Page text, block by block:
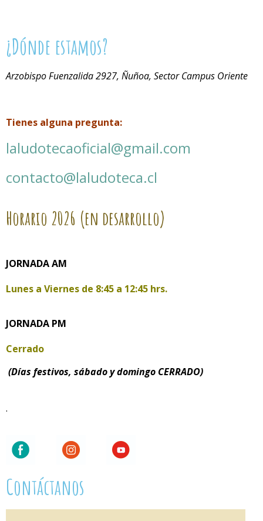
¿Dónde estamos?
Arzobispo Fuenzalida 2927, Ñuñoa, Sector Campus Oriente
Tienes alguna pregunta:
laludotecaoficial@gmail.com
contacto@laludoteca.cl
Horario 2026 (en desarrollo)
JORNADA AM
Lunes a Viernes de 8:45 a 12:45 hrs.
JORNADA PM
Cerrado
(Días festivos, sábado y domingo CERRADO)
.
Contáctanos